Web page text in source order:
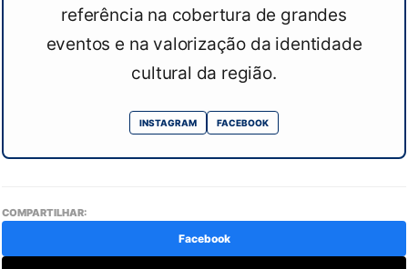
referência na cobertura de grandes
eventos e na valorização da identidade
cultural da região.
INSTAGRAM FACEBOOK
COMPARTILHAR:
Facebook